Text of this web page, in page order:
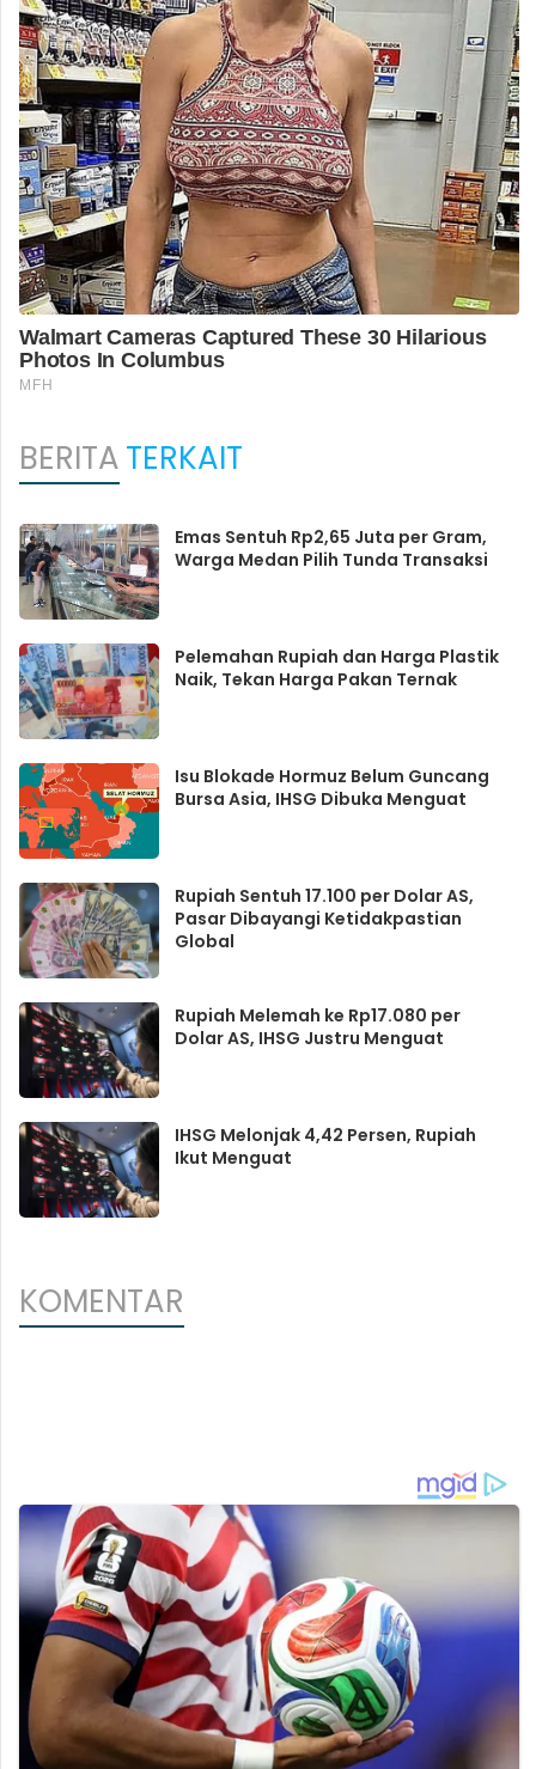
BERITATERKAIT
Emas Sentuh Rp2,65 Juta per Gram,
Warga Medan Pilih Tunda Transaksi
Pelemahan Rupiah dan Harga Plastik
Naik, Tekan Harga Pakan Ternak
Isu Blokade Hormuz Belum Guncang
Bursa Asia, IHSG Dibuka Menguat
Rupiah Sentuh 17.100 per Dolar AS,
Pasar Dibayangi Ketidakpastian
Global
Rupiah Melemah ke Rp17.080 per
Dolar AS, IHSG Justru Menguat
IHSG Melonjak 4,42 Persen, Rupiah
Ikut Menguat
KOMENTAR